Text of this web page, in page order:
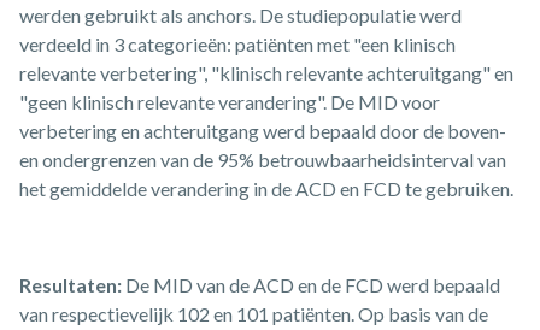
werden gebruikt als anchors. De studiepopulatie werd
verdeeld in 3 categorieën: patiënten met "een klinisch
relevante verbetering", "klinisch relevante achteruitgang" en
"geen klinisch relevante verandering". De MID voor
verbetering en achteruitgang werd bepaald door de boven-
en ondergrenzen van de 95% betrouwbaarheidsinterval van
het gemiddelde verandering in de ACD en FCD te gebruiken.
Resultaten: De MID van de ACD en de FCD werd bepaald
van respectievelijk 102 en 101 patiënten. Op basis van de